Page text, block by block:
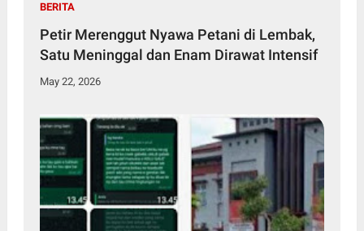
BERITA
Petir Merenggut Nyawa Petani di Lembak,
Satu Meninggal dan Enam Dirawat Intensif
May 22, 2026